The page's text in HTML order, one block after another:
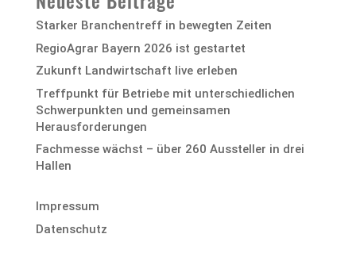
Starker Branchentreff in bewegten Zeiten
RegioAgrar Bayern 2026 ist gestartet
Zukunft Landwirtschaft live erleben
Treffpunkt für Betriebe mit unterschiedlichen
Schwerpunkten und gemeinsamen
Herausforderungen
Fachmesse wächst – über 260 Aussteller in drei
Hallen
Impressum
Datenschutz